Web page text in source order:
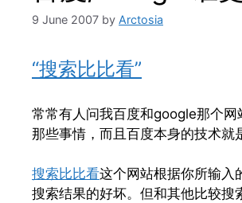
9 June 2007 by Arctosia
“搜索比比看”
常常有人问我百度和google那个
那些事情，而且百度本身的技术就
搜索比比看这个网站根据你所输入
搜索结果的好坏。但和其他比较